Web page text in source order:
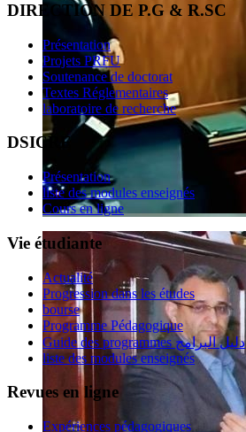
DIRECTION DE P.G & R.SC
Présentation
Projets PRFU
Soutenance de doctorat
Textes Réglementaires
laboratoire de recherche
DSICRE
Présentation
liste des modules enseignés
Cours en ligne
Vie étudiante
Actualité
Progression dans les études
bourse
Programme Pédagogique
Guide des programmes دليل البرامج
liste des modules enseignés
Revues en ligne
Expériences pédagogiques